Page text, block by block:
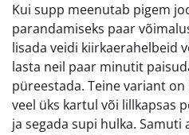
Kui supp meenutab pigem
parandamiseks paar
lisada veidi kiirkaerahelbeid
lasta neil paar minutit
püreestada. Teine variant
veel üks kartul või lillkapsas
ja segada supi hulka.